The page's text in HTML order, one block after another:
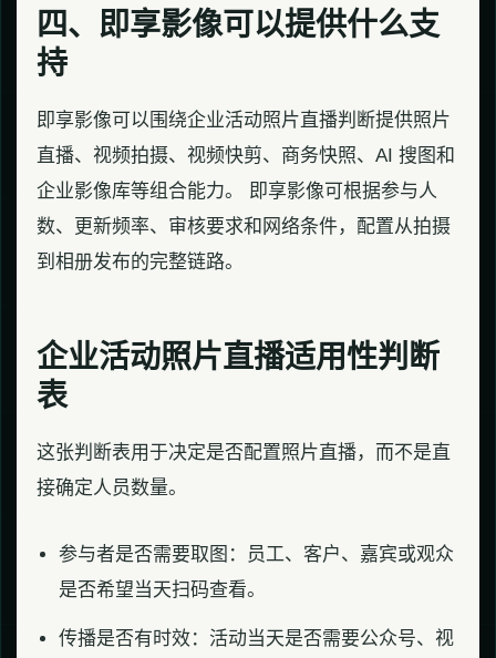
四、即享影像可以提供什么支
持
即享影像可以围绕企业活动照片直播判断提供照片
直播、视频拍摄、视频快剪、商务快照、AI 搜图和
企业影像库等组合能力。 即享影像可根据参与人
数、更新频率、审核要求和网络条件，配置从拍摄
到相册发布的完整链路。
企业活动照片直播适用性判断
表
这张判断表用于决定是否配置照片直播，而不是直
接确定人员数量。
参与者是否需要取图：员工、客户、嘉宾或观众
是否希望当天扫码查看。
传播是否有时效：活动当天是否需要公众号、视